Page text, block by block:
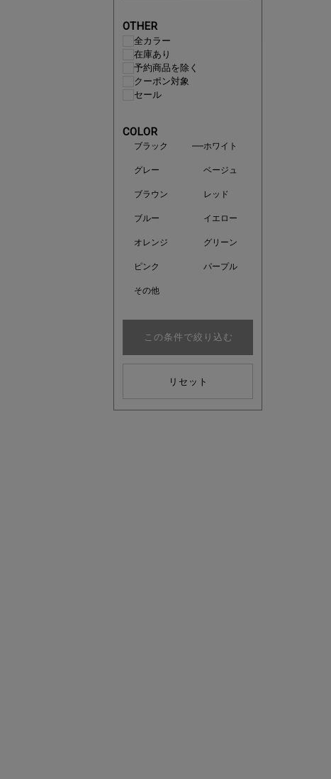
OTHER
全カラー
在庫あり
予約商品を除く
クーポン対象
セール
COLOR
ブラック ホワイト
グレー ベージュ
ブラウン レッド
ブルー イエロー
オレンジ グリーン
ピンク パープル
その他
この条件で絞り込む
リセット